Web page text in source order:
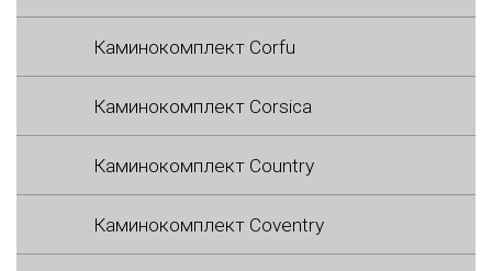
Каминокомплект Corfu
Каминокомплект Corsica
Каминокомплект Country
Каминокомплект Coventry